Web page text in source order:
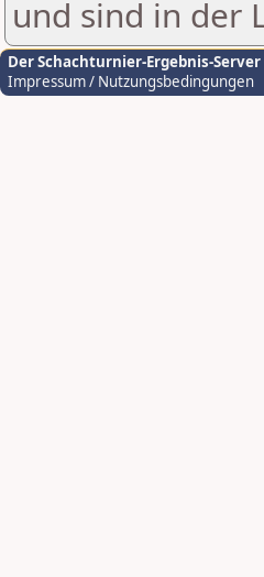
und sind in der
Der Schachturnier-Ergebnis-Server
Impressum / Nutzungsbedingungen